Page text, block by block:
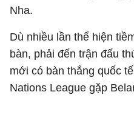
Nha.
Dù nhiều lần thể hiện
bàn, phải đến trận đấu
mới có bàn thắng quốc
Nations League gặp